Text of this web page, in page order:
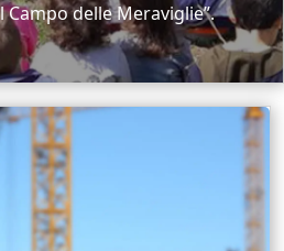
delle Meraviglie”.